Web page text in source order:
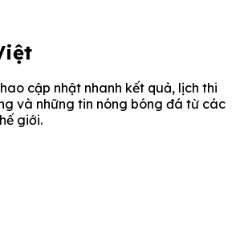
cập nhật nhanh kết quả, lịch thi
và những tin nóng bóng đá từ các
giới.